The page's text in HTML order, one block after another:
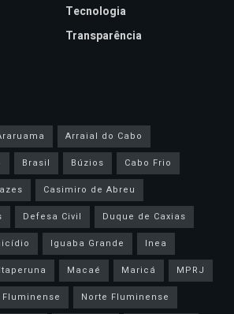
Tecnologia
Transparência
Arraial do Cabo
Brasil Búzios
Cabo Frio
Casimiro de Abreu
Defesa Civil
Duque de Caxias
Iguaba Grande
Inea
Itaperuna Macaé Maricá
MPRJ
Norte Fluminense